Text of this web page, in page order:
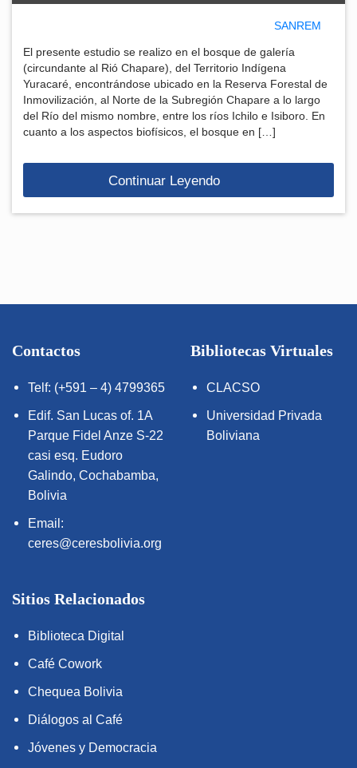
SANREM
El presente estudio se realizo en el bosque de galería
(circundante al Rió Chapare), del Territorio Indígena
Yuracaré, encontrándose ubicado en la Reserva Forestal de
Inmovilización, al Norte de la Subregión Chapare a lo largo
del Río del mismo nombre, entre los ríos Ichilo e Isiboro. En
cuanto a los aspectos biofísicos, el bosque en […]
Continuar Leyendo
Contactos
Telf: (+591 – 4) 4799365
Edif. San Lucas of. 1A
Parque Fidel Anze S-22
casi esq. Eudoro
Galindo, Cochabamba,
Bolivia
Email:
ceres@ceresbolivia.org
Bibliotecas Virtuales
CLACSO
Universidad Privada
Boliviana
Sitios Relacionados
Biblioteca Digital
Café Cowork
Chequea Bolivia
Diálogos al Café
Jóvenes y Democracia